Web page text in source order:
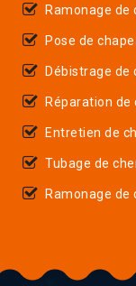
Ramonage de
Pose de
Débistrage de
Réparation
Entretien de
Tubage de
Ramonage de